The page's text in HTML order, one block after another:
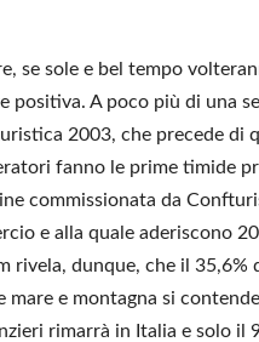
se sole e bel tempo
positiva. A poco più di una
2003, che precede di
fanno le prime timide
commissionata da
e alla quale aderiscono
rivela, dunque, che il
mare e montagna si
rimarrà in Italia e solo il